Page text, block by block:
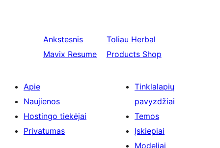
Ankstesnis
Mavix Resume
Toliau Herbal
Products Shop
Apie
Naujienos
Hostingo tiekėjai
Privatumas
Tinklalapių
pavyzdžiai
Temos
Įskiepiai
Modeliai